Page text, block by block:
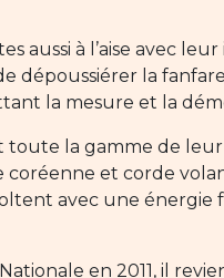
aussi à l’aise avec
dépoussiérer la
la mesure et la
la gamme de leur
coréenne et corde
avec une énergie
en 2011, il